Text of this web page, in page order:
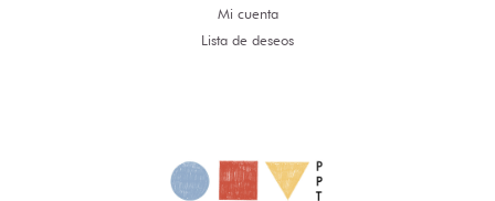
Mi cuenta
Lista de deseos